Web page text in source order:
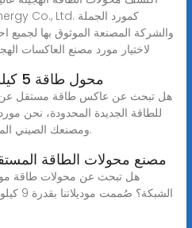
والشركة المصنعة الموثوق بها
لاختيار مورد مصنع العاكسات
محول طاقة 5 كيلو وات يعمل خارج الشبكة
ومصنعك الصيني الموثوق لحلول الطاقة عالية الجودة.
مصنع محولات الطاقة المستقلة 9 كيلو وات في